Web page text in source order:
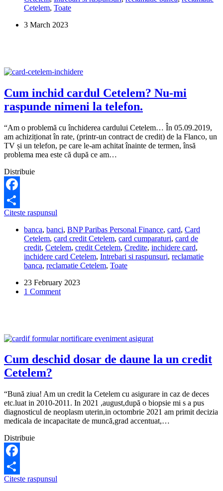
Cetelem, Toate
3 March 2023
Cum inchid cardul Cetelem? Nu-mi
raspunde nimeni la telefon.
“Am o problemă cu închiderea cardului Cetelem… În 05.09.2019,
am achiziționat în rate, (printr-un contract de credit) de la Flanco, un
TV și un telefon, pe care le-am achitat înainte de termen, însă
problema mea este că după ce am…
Distribuie
Facebook
Share
Citeste raspunsul
cardul
Cetelem?
Nu-
mi
raspunde
la
telefon.
banca, banci, BNP Paribas Personal Finance, card, Card
Cetelem, card credit Cetelem, card cumparaturi, card de
credit, Cetelem, credit Cetelem, Credite, inchidere card,
inchidere card Cetelem, Intrebari si raspunsuri, reclamatie
banca, reclamatie Cetelem, Toate
23 February 2023
1 Comment
Cum deschid dosar de daune la un credit
Cetelem?
“Bună ziua! Am un credit la Cetelem cu asigurare in caz de deces
etc.luat in 2010-2011. In 2021 ,august,după o biopsie mi s a pus
diagnosticul de neoplasm uterin,in octombrie 2021 am primit decizia
medicala de incapacitate de muncă,grad accentuat,…
Distribuie
Facebook
Share
Citeste raspunsul